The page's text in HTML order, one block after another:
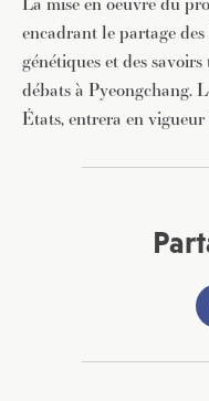
encadrant le partage des
génétiques et des
débats à Pyeongchang.
États, entrera en vigueur